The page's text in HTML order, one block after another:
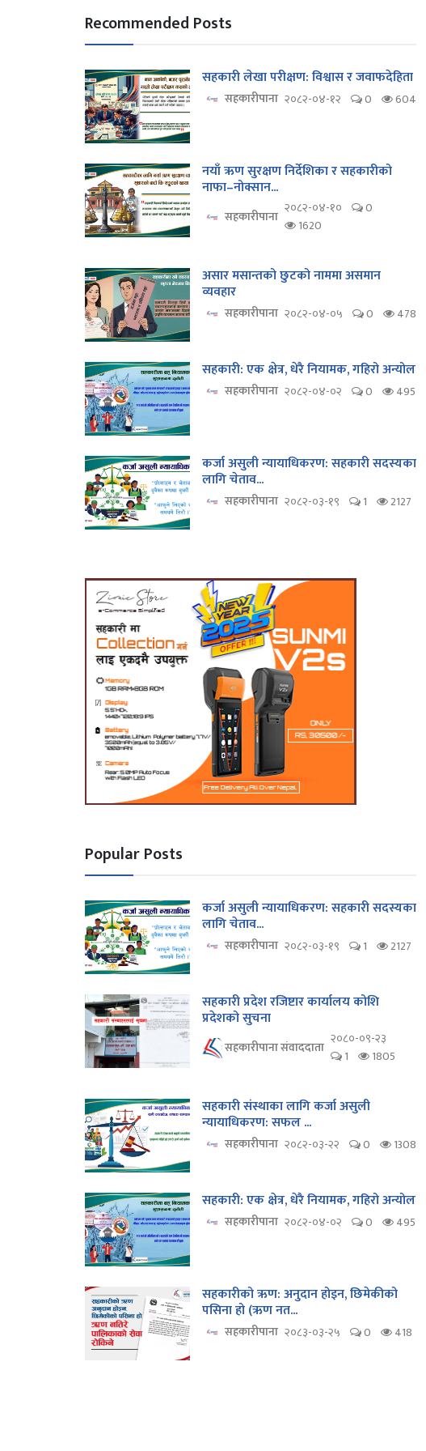
Recommended Posts
सहकारी लेखा परीक्षण: विश्वास र जवाफदेहिता
सहकारीपाना २०८२-०४-१२ 0 604
नयाँ ऋण सुरक्षण निर्देशिका र सहकारीको
नाफा–नोक्सान...
सहकारीपाना २०८२-०४-१०
0
1620
असार मसान्तको छुटको नाममा असमान
व्यवहार
सहकारीपाना २०८२-०४-०५ 0 478
सहकारी: एक क्षेत्र, धेरै नियामक, गहिरो अन्योल
सहकारीपाना २०८२-०४-०२ 0 495
कर्जा असुली न्यायाधिकरण: सहकारी सदस्यका
लागि चेताव...
सहकारीपाना २०८२-०३-१९ 1 2127
Popular Posts
कर्जा असुली न्यायाधिकरण: सहकारी सदस्यका
लागि चेताव...
सहकारीपाना २०८२-०३-१९ 1 2127
सहकारी प्रदेश रजिष्टार कार्यालय कोशि
प्रदेशको सुचना
सहकारीपाना संवाददाता २०८०-०९-२३
1
1805
सहकारी संस्थाका लागि कर्जा असुली
न्यायाधिकरण: सफल ...
सहकारीपाना २०८२-०३-२२ 0 1308
सहकारी: एक क्षेत्र, धेरै नियामक, गहिरो अन्योल
सहकारीपाना २०८२-०४-०२ 0 495
सहकारीको ऋण: अनुदान होइन, छिमेकीको
पसिना हो (ऋण नत...
सहकारीपाना २०८३-०३-२५ 0 418